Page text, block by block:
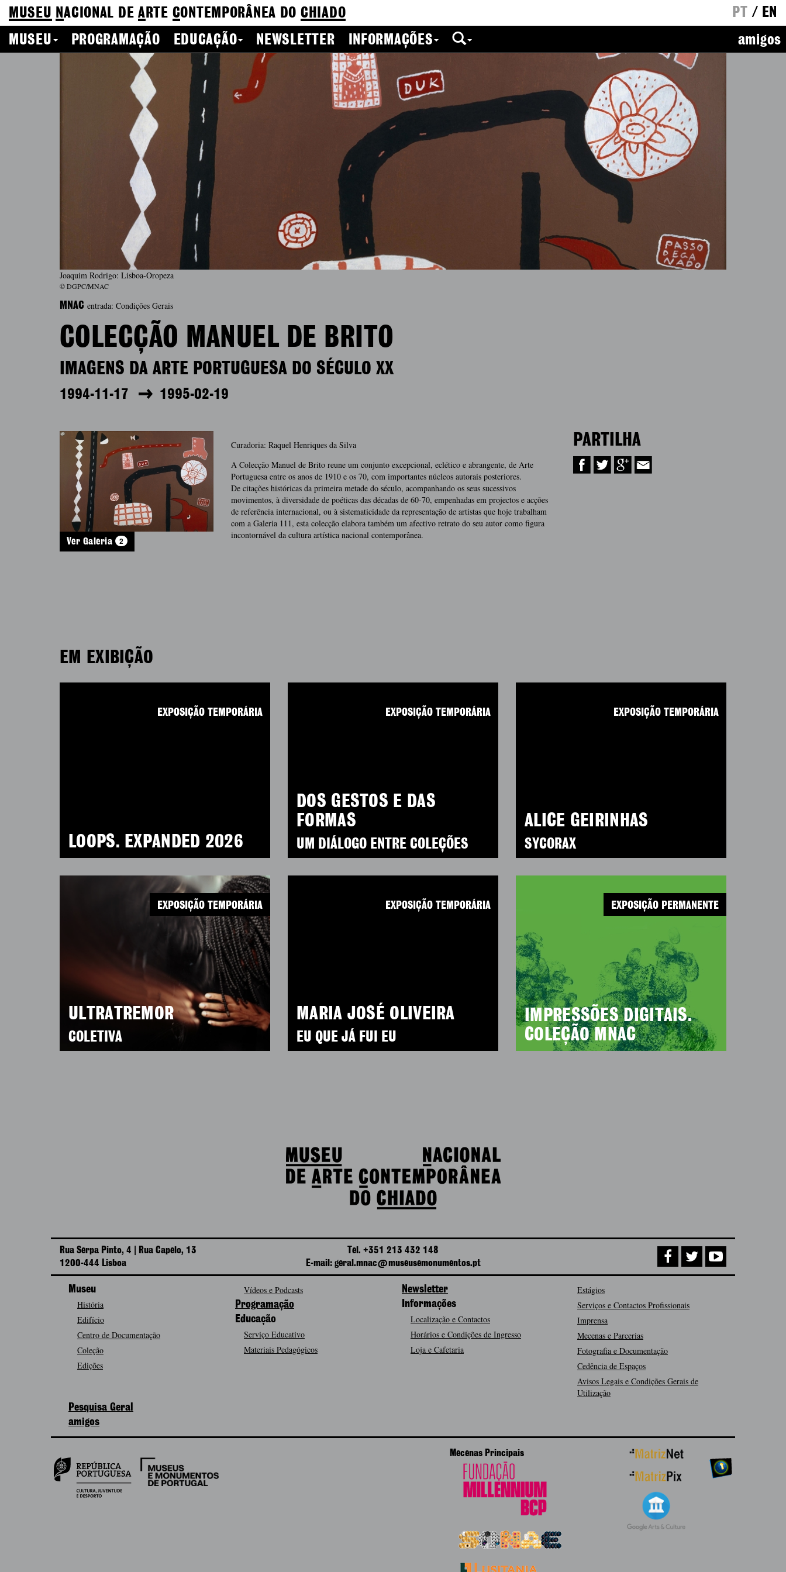
MUSEU NACIONAL DEA RTE CONTEMPORÂNEA DO CHIADO PT / EN
MUSEU
PROGRAMAÇÃO EDUCAÇÃO NEWSLETTER INFORMAÇÕES amigos
Joaquim Rodrigo: Lisboa-Oropeza
© DGPC/MNAC
MNAC entrada: Condições Gerais
COLECÇÃO MANUEL DE BRITO
IMAGENS DA ARTE PORTUGUESA DO SÉCULO XX
1994-11-17 1995-02-19
Ver Galeria 2
Curadoria: Raquel Henriques da Silva
A Colecção Manuel de Brito reune um conjunto excepcional, eclético e abrangente, de Arte
Portuguesa entre os anos de 1910 e os 70, com importantes núcleos autorais posteriores.
De citações históricas da primeira metade do século, acompanhando os seus sucessivos
movimentos, à diversidade de poéticas das décadas de 60-70, empenhadas em projectos e acções
de referência internacional, ou à sistematicidade da representação de artistas que hoje trabalham
com a Galeria 111, esta colecção elabora também um afectivo retrato do seu autor como figura
incontornável da cultura artística nacional contemporânea.
PARTILHA
EM EXIBIÇÃO
LOOPS. EXPANDED 2026
EXPOSIÇÃO TEMPORÁRIA
DOS GESTOS E DAS
FORMAS
UM DIÁLOGO ENTRE COLEÇÕES
EXPOSIÇÃO TEMPORÁRIA
ALICE GEIRINHAS
SYCORAX
EXPOSIÇÃO TEMPORÁRIA
ULTRATREMOR
COLETIVA
EXPOSIÇÃO TEMPORÁRIA
MARIA JOSÉ OLIVEIRA
EU QUE JÁ FUI EU
EXPOSIÇÃO TEMPORÁRIA
IMPRESSÕES DIGITAIS.
COLEÇÃO MNAC
EXPOSIÇÃO PERMANENTE
Rua Serpa Pinto, 4 | Rua Capelo, 13
1200-444 Lisboa
Tel. +351 213 432 148
E-mail: geral.mnac@museusemonumentos.pt
Museu
História
Edifício
Centro de Documentação
Coleção
Edições
Vídeos e Podcasts
Programação
Educação
Serviço Educativo
Materiais Pedagógicos
Newsletter
Informações
Localização e Contactos
Horários e Condições de Ingresso
Loja e Cafetaria
Estágios
Serviços e Contactos Profissionais
Imprensa
Mecenas e Parcerias
Fotografia e Documentação
Cedência de Espaços
Avisos Legais e Condições Gerais de
Utilização
Pesquisa Geral
amigos
Mecenas Principais